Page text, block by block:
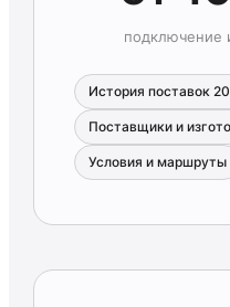
подключение
История поставок
Поставщики и
Условия и маршруты